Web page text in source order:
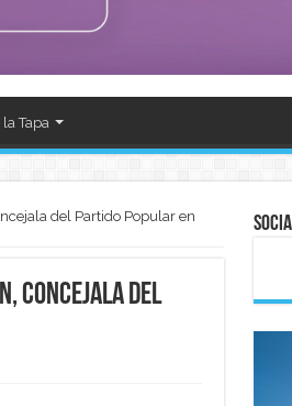
la Tapa
del Partido Popular en
concejala del